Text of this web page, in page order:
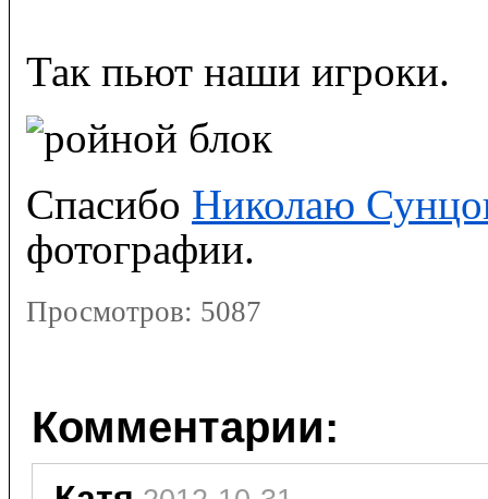
Так пьют наши игроки.
Спасибо Николаю
фотографии.
Просмотров: 5087
Комментарии: